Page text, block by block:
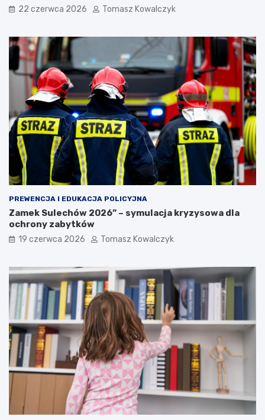
22 czerwca 2026 Tomasz Kowalczyk
PREWENCJA I EDUKACJA POLICYJNA
Zamek Sulechów 2026” – symulacja kryzysowa dla
ochrony zabytków
19 czerwca 2026 Tomasz Kowalczyk